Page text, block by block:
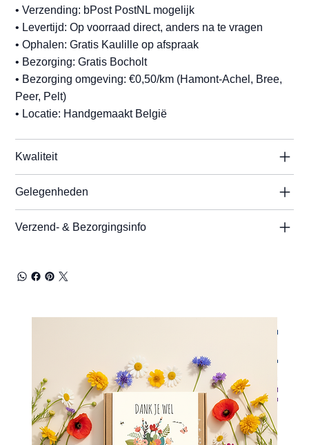
• Verzending: bPost PostNL mogelijk
• Levertijd: Op voorraad direct, anders na te vragen
• Ophalen: Gratis Kaulille op afspraak
• Bezorging: Gratis Bocholt
• Bezorging omgeving: €0,50/km (Hamont-Achel, Bree,
Peer, Pelt)
• Locatie: Handgemaakt België
Kwaliteit
Gelegenheden
Verzend- & Bezorgingsinfo